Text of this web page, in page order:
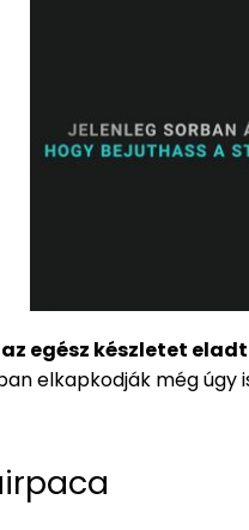
egész készletet
elkapkodják még